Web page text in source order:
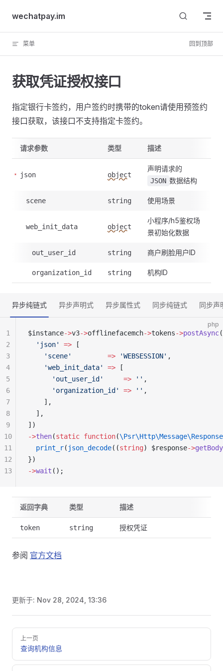
Skip to content
wechatpay.im
菜单 回到顶部
获取凭证授权接口
指定银行卡签约，用户签约时携带的token请使用预签约
接口获取，该接口不支持指定卡签约。
请求参数 类型 描述
json object
声明请求的
JSON 数据结构
scene string 使用场景
web_init_data object
小程序/h5鉴权场
景初始化数据
out_user_id string 商户刷脸用户ID
organization_id string 机构ID
异步纯链式 异步声明式 异步属性式 同步纯链式 同步声
php
$instance->v3->offlinefacemch->tokens->postAsync
  'json'
=> [
    'scene'
         =>
'WEBSESSION' ,
    'web_init_data'
=> [
      'out_user_id'
     =>
'' ,
      'organization_id'
=> '' ,
    ],
  ],
])
->then(static function(
  print_r
( json_decode((string) $response->getBody
})
->wait ();
1
2
3
4
5
6
7
8
9
10
11
12
13
返回字典 类型 描述
token string 授权凭证
参阅 官方文档
更新于: Nov 28, 2024, 13:36
Pager
上一页
查询机构信息